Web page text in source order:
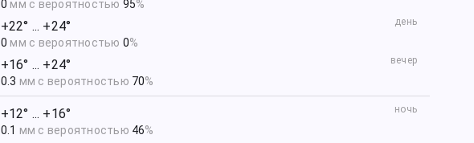
0 мм с вероятностью 95%
день
+22° ... +24°
0 мм с вероятностью 0%
вечер
+16° ... +24°
0.3 мм с вероятностью 70%
ночь
+12° ... +16°
0.1 мм с вероятностью 46%